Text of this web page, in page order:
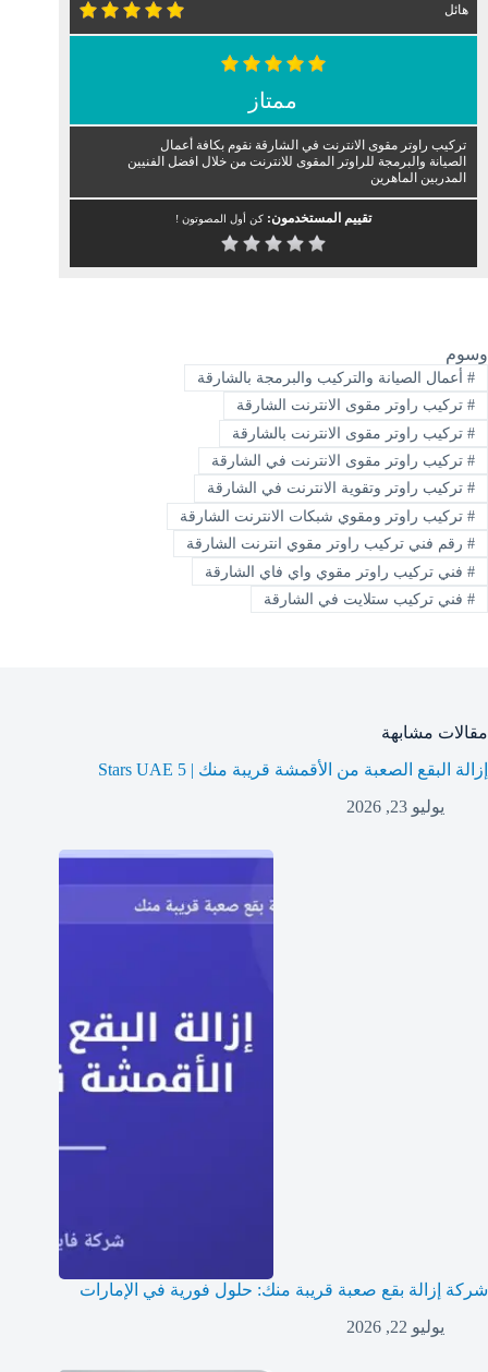
هائل
ممتاز
تركيب راوتر مقوى الانترنت في الشارقة نقوم بكافة أعمال
الصيانة والبرمجة للراوتر المقوى للانترنت من خلال افضل الفنيين
المدربين الماهرين
تقييم المستخدمون:كن أول المصوتون !
وسوم
#أعمال الصيانة والتركيب والبرمجة بالشارقة
#تركيب راوتر مقوى الانترنت الشارقة
#تركيب راوتر مقوى الانترنت بالشارقة
#تركيب راوتر مقوى الانترنت في الشارقة
#تركيب راوتر وتقوية الانترنت في الشارقة
#تركيب راوتر ومقوي شبكات الانترنت الشارقة
#رقم فني تركيب راوتر مقوي انترنت الشارقة
#فني تركيب راوتر مقوي واي فاي الشارقة
#فني تركيب ستلايت في الشارقة
مقالات مشابهة
إزالة البقع الصعبة من الأقمشة قريبة منك | 5 Stars UAE
يوليو 23, 2026
شركة إزالة بقع صعبة قريبة منك: حلول فورية في الإمارات
يوليو 22, 2026